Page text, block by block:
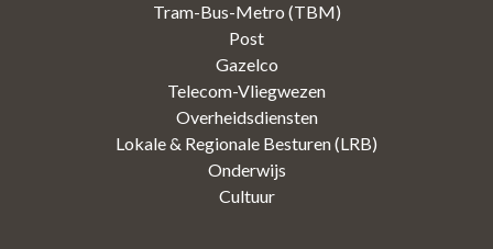
Tram-Bus-Metro (TBM)
Post
Gazelco
Telecom-Vliegwezen
Overheidsdiensten
Lokale & Regionale Besturen (LRB)
Onderwijs
Cultuur